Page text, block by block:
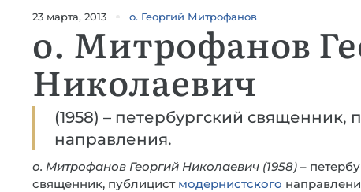
23 марта, 2013 о. Георгий Митрофанов
о. Митрофанов
Николаевич
(1958) – петербургский священник,
направления.
о. Митрофанов Георгий Николаевич (1958) –
священник, публицист модернистского